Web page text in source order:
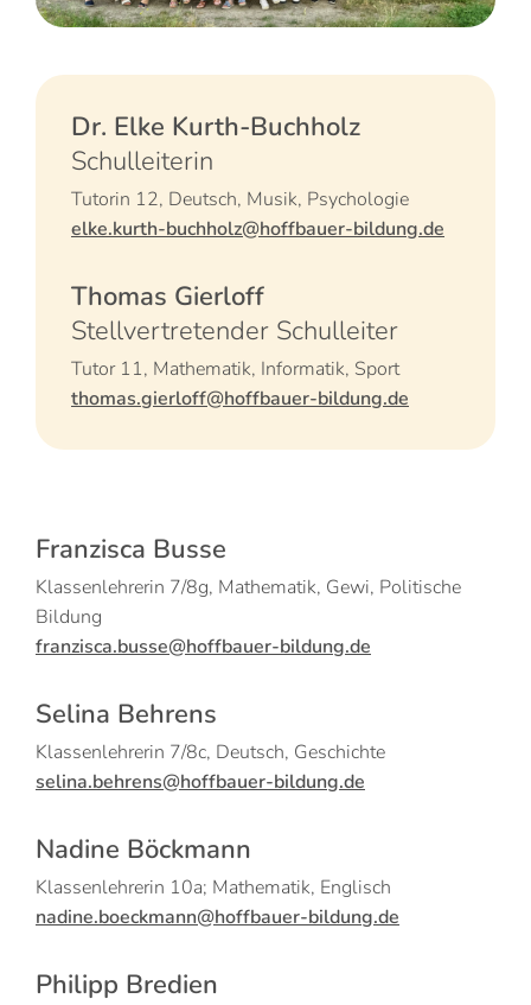
Dr. Elke Kurth-Buchholz
Schulleiterin
Tutorin 12, Deutsch, Musik, Psychologie
elke.kurth-buchholz@hoffbauer-bildung.de
Thomas Gierloff
Stellvertretender Schulleiter
Tutor 11, Mathematik, Informatik, Sport
thomas.gierloff@hoffbauer-bildung.de
Franzisca Busse
Klassenlehrerin 7/8g, Mathematik, Gewi, Politische
Bildung
franzisca.busse@hoffbauer-bildung.de
Selina Behrens
Klassenlehrerin 7/8c, Deutsch, Geschichte
selina.behrens@hoffbauer-bildung.de
Nadine Böckmann
Klassenlehrerin 10a; Mathematik, Englisch
nadine.boeckmann@hoffbauer-bildung.de
Philipp Bredien